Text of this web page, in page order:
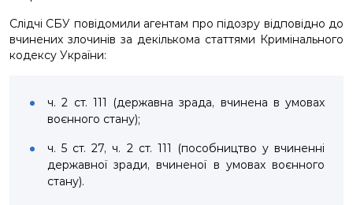
Слідчі СБУ повідомили агентам про підозру відповідно до
вчинених злочинів за декількома статтями Кримінального
кодексу України:
ч. 2 ст. 111 (державна зрада, вчинена в умовах
воєнного стану);
ч. 5 ст. 27, ч. 2 ст. 111 (пособництво у вчиненні
державної зради, вчиненої в умовах воєнного
стану).